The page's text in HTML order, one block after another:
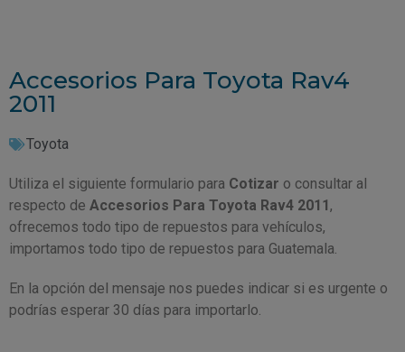
Accesorios Para Toyota Rav4
2011
Toyota
Utiliza el siguiente formulario para Cotizar o consultar al
respecto de Accesorios Para Toyota Rav4 2011 ,
ofrecemos todo tipo de repuestos para vehículos,
importamos todo tipo de repuestos para Guatemala.
En la opción del mensaje nos puedes indicar si es urgente o
podrías esperar 30 días para importarlo.